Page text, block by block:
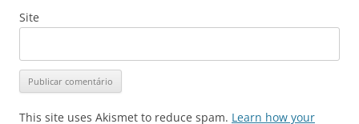
Site
This site uses Akismet to reduce spam. Learn how your